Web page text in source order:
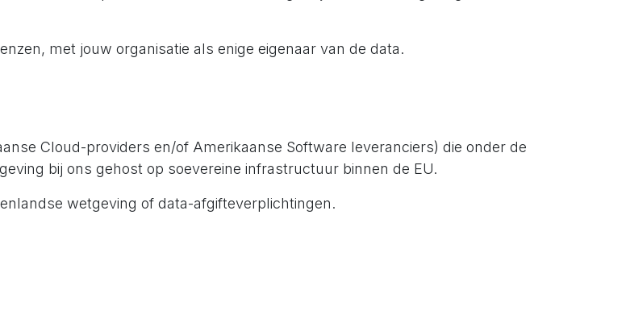
met jouw organisatie als enige eigenaar van de data.
Cloud-providers en/of Amerikaanse Software leveranciers) die onder de
bij ons gehost op soevereine infrastructuur binnen de EU.
wetgeving of data-afgifteverplichtingen.